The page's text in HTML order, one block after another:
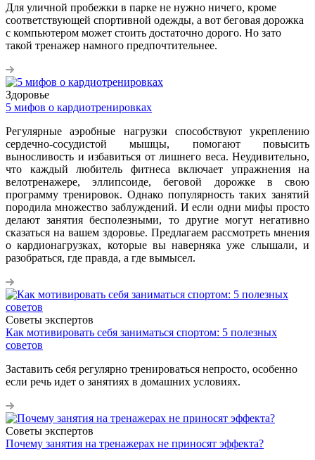
Для уличной пробежки в парке не нужно ничего, кроме
соответствующей спортивной одежды, а вот беговая дорожка
с компьютером может стоить достаточно дорого. Но зато
такой тренажер намного предпочтительнее.
Здоровье
5 мифов о кардиотренировках
Регулярные аэробные нагрузки способствуют укреплению
сердечно-сосудистой мышцы, помогают повысить
выносливость и избавиться от лишнего веса. Неудивительно,
что каждый любитель фитнеса включает упражнения на
велотренажере, эллипсоиде, беговой дорожке в свою
программу тренировок. Однако популярность таких занятий
породила множество заблуждений. И если одни мифы просто
делают занятия бесполезными, то другие могут негативно
сказаться на вашем здоровье. Предлагаем рассмотреть мнения
о кардионагрузках, которые вы наверняка уже слышали, и
разобраться, где правда, а где вымысел.
Советы экспертов
Как мотивировать себя заниматься спортом: 5 полезных
советов
Заставить себя регулярно тренироваться непросто, особенно
если речь идет о занятиях в домашних условиях.
Советы экспертов
Почему занятия на тренажерах не приносят эффекта?